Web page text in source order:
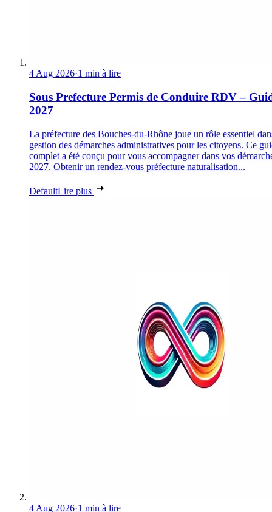
4 Aug 2026·1 min à lire
Sous Prefecture Permis de Conduire RDV –
2027
La préfecture des Bouches-du-Rhône joue un rôle essentiel
gestion des démarches administratives pour les citoyens. Ce
complet a été conçu pour vous accompagner dans vos
2027. Obtenir un rendez-vous préfecture naturalisation...
DefaultLire plus
4 Aug 2026·1 min à lire